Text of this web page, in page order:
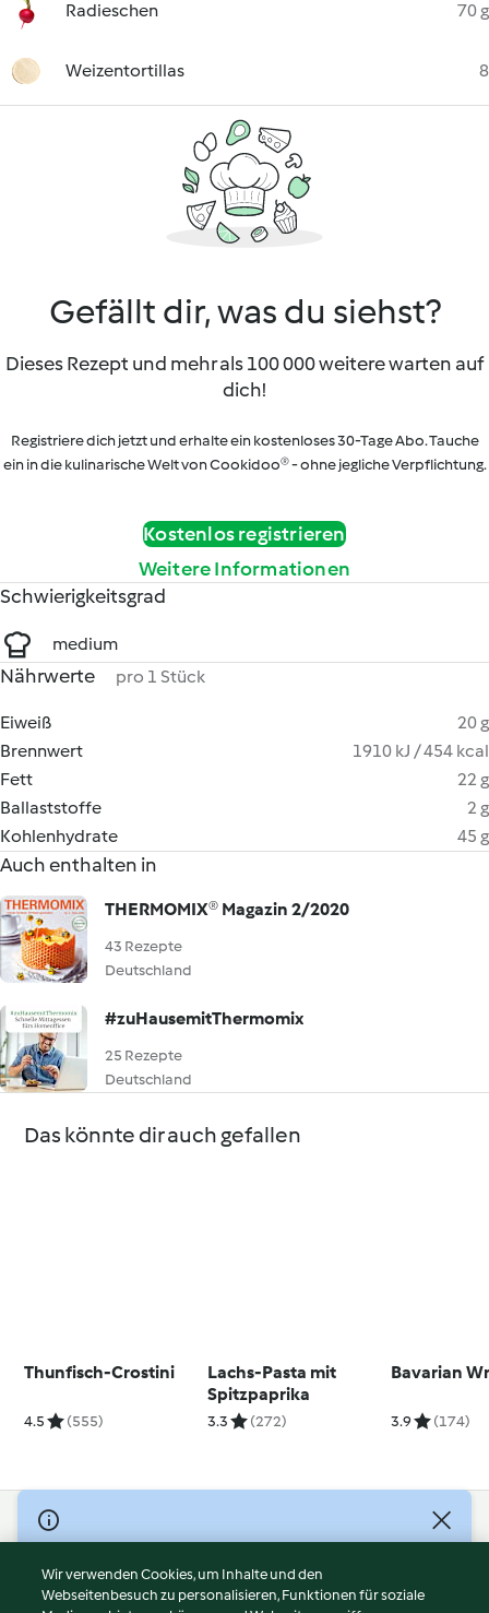
Radieschen 70 g
Weizentortillas 8
Gefällt dir, was du siehst?
Dieses Rezept und mehr als 100 000 weitere warten auf
dich!
Registriere dich jetzt und erhalte ein kostenloses 30-Tage Abo. Tauche
ein in die kulinarische Welt von Cookidoo® - ohne jegliche Verpflichtung.
Kostenlos registrieren
Weitere Informationen
Schwierigkeitsgrad
medium
Nährwerte pro 1 Stück
Eiweiß
20 g
Brennwert
1910 kJ / 454 kcal
Fett
22 g
Ballaststoffe
2 g
Kohlenhydrate
45 g
Auch enthalten in
THERMOMIX® Magazin 2/2020
43 Rezepte
Deutschland
#zuHausemitThermomix
25 Rezepte
Deutschland
Das könnte dir auch gefallen
Thunfisch-Crostini
4.5 (555)
Lachs-Pasta mit
Spitzpaprika
3.3 (272)
Bavarian
3.9 (174)
© Copyright 2026
Nutzungsbedingungen
Datenschutzrichtlinien
Wir verwenden Cookies, um Inhalte und den
Webseitenbesuch zu personalisieren, Funktionen für soziale